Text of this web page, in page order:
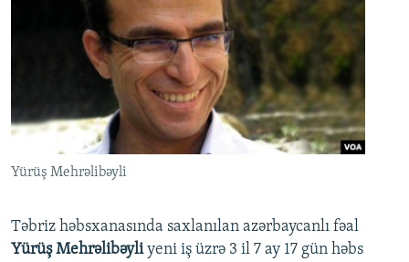
Yürüş Mehrəlibəyli
Təbriz həbsxanasında saxlanılan azərbaycanlı fəal
Yürüş Mehrəlibəyliyeni iş üzrə 3 il 7 ay 17 gün həbs